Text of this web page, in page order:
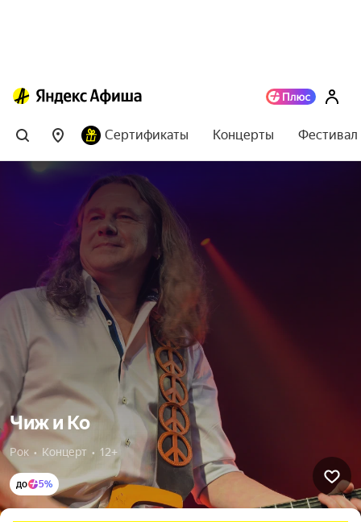
Сертификаты Концерты
Чиж и Ко
Рок  •  Концерт  •  12+
до 5%